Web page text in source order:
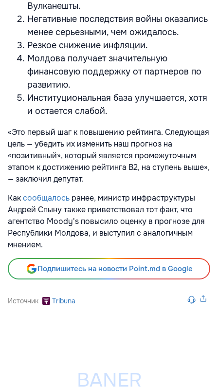
Вулканешты.
Негативные последствия войны оказались
менее серьезными, чем ожидалось.
Резкое снижение инфляции.
Молдова получает значительную
финансовую поддержку от партнеров по
развитию.
Институциональная база улучшается, хотя
и остается слабой.
«Это первый шаг к повышению рейтинга. Следующая
цель — убедить их изменить наш прогноз на
«позитивный», который является промежуточным
этапом к достижению рейтинга B2, на ступень выше»,
— заключил депутат.
Каксообщалось ранее, министр инфраструктуры
Андрей Спыну также приветствовал тот факт, что
агентство Moody's повысило оценку в прогнозе для
Республики Молдова, и выступил с аналогичным
мнением.
Подпишитесь на новости Point.md в Google
Источник Tribuna